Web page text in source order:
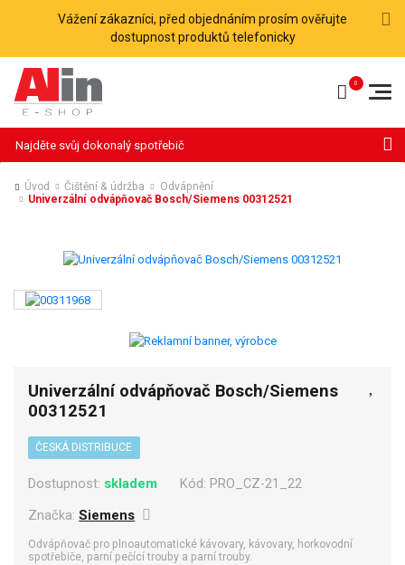
Vážení zákazníci, před objednáním prosím ověřujte
dostupnost produktů telefonicky
Úvod Čištění & údržba
Odvápnění
Univerzální odvápňovač Bosch/Siemens 00312521
Univerzální odvápňovač Bosch/Siemens
00312521
ČESKÁ DISTRIBUCE
Dostupnost: skladem Kód: PRO_CZ-21_22
Značka:Siemens
Odvápňovač pro plnoautomatické kávovary, kávovary, horkovodní
spotřebiče, parní pečící trouby a parní trouby.